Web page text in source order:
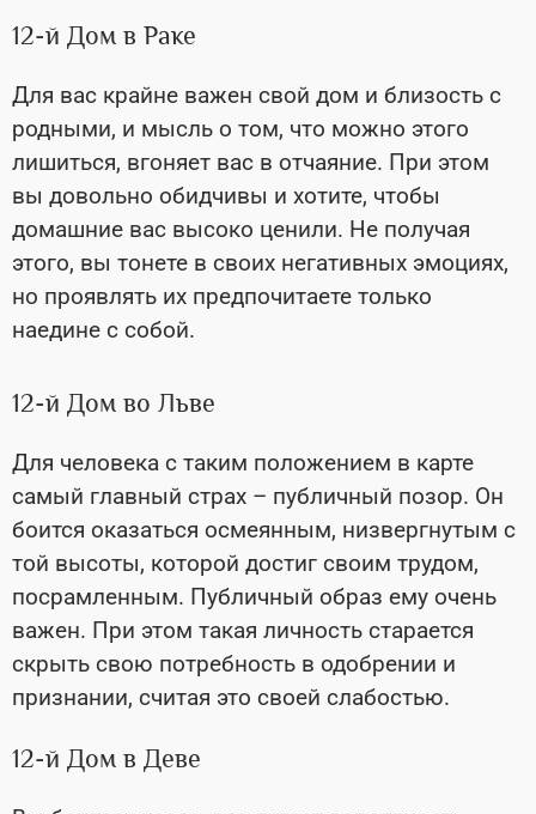
12-й Дом в Раке
Для вас крайне важен свой дом и близость с
родными, и мысль о том, что можно этого
лишиться, вгоняет вас в отчаяние. При этом
вы довольно обидчивы и хотите, чтобы
домашние вас высоко ценили. Не получая
этого, вы тонете в своих негативных эмоциях,
но проявлять их предпочитаете только
наедине с собой.
12-й Дом во Льве
Для человека с таким положением в карте
самый главный страх – публичный позор. Он
боится оказаться осмеянным, низвергнутым с
той высоты, которой достиг своим трудом,
посрамленным. Публичный образ ему очень
важен. При этом такая личность старается
скрыть свою потребность в одобрении и
признании, считая это своей слабостью.
12-й Дом в Деве